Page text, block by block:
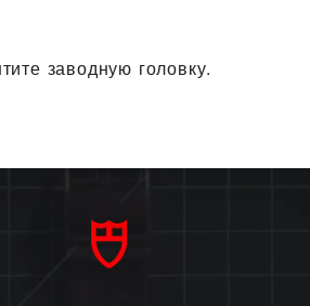
заводную головку.